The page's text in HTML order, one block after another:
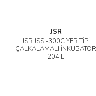
JSR
JSR JSSI-300C YER TİPİ
ÇALKALAMALI İNKÜBATÖR
204 L